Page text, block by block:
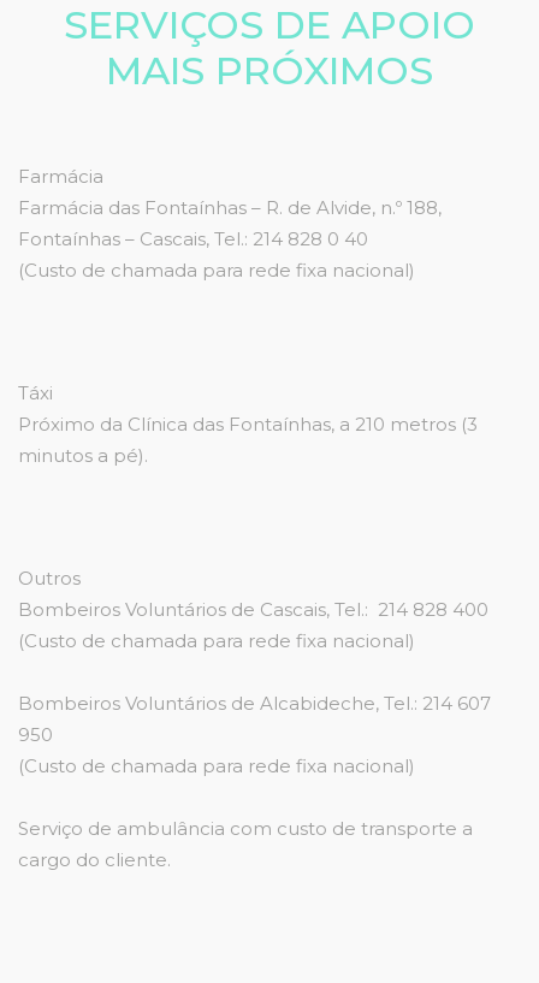
SERVIÇOS DE APOIO
MAIS PRÓXIMOS
Farmácia
Farmácia das Fontaínhas – R. de Alvide, n.º 188,
Fontaínhas – Cascais, Tel.: 214 828 0 40
(Custo de chamada para rede fixa nacional)
Táxi
Próximo da Clínica das Fontaínhas, a 210 metros (3
minutos a pé).
Outros
Bombeiros Voluntários de Cascais, Tel.: 214 828 400
(Custo de chamada para rede fixa nacional)
Bombeiros Voluntários de Alcabideche, Tel.: 214 607
950
(Custo de chamada para rede fixa nacional)
Serviço de ambulância com custo de transporte a
cargo do cliente.